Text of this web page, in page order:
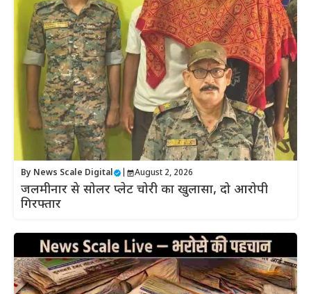
By News Scale Digital August 2, 2026
जलमीनार से सोलर प्लेट चोरी का खुलासा, दो आरोपी
गिरफ्तार